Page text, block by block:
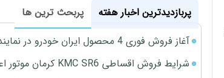
پربازدیدترین اخبار هفته
پربحث ترین ها
آغاز فروش فوری 4 محصول ایران خودرو در نمایندگی‌ها
شرایط فروش اقساطی KMC SR6 کرمان موتور اعلام شد